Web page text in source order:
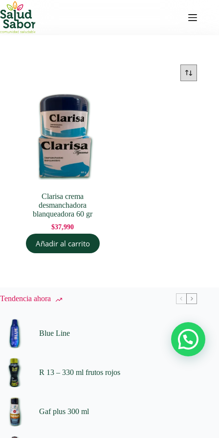
Saltar
al
contenido
Clarisa crema
desmanchadora
blanqueadora 60 gr
$37,990
Añadir al carrito
Tendencia ahora
Blue Line
R 13 – 330 ml frutos rojos
Gaf plus 300 ml